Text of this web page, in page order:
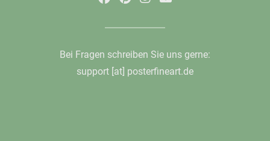
Bei Fragen schreiben Sie uns gerne:
support [at] posterfineart.de